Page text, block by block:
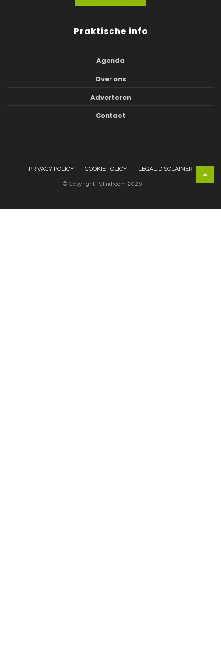
Praktische info
Agenda
Over ons
Adverteren
Contact
PRIVACY POLICY COOKIE POLICY LEGAL DISCLAIMER
© Copyright Palindroom 2026